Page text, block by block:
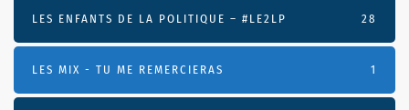
LES ENFANTS DE LA POLITIQUE – #LE2LP 28
LES MIX - TU ME REMERCIERAS 1